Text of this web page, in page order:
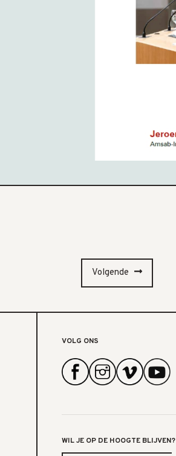
Volgende
VOLG ONS
WIL JE OP DE HOOGTE BLIJVEN?